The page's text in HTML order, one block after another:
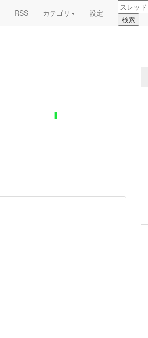
RSS カテゴリ 設定